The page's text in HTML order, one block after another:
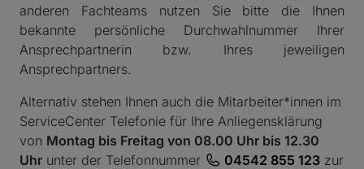
anderen Fachteams nutzen Sie bitte die Ihnen
bekannte persönliche Durchwahlnummer Ihrer
Ansprechpartnerin bzw. Ihres jeweiligen
Ansprechpartners.
Alternativ stehen Ihnen auch die Mitarbeiter*innen im
ServiceCenter Telefonie für Ihre Anliegensklärung
von Montag bis Freitag von 08.00 Uhr bis 12.30
Uhr unter der Telefonnummer 04542 855 123 zur